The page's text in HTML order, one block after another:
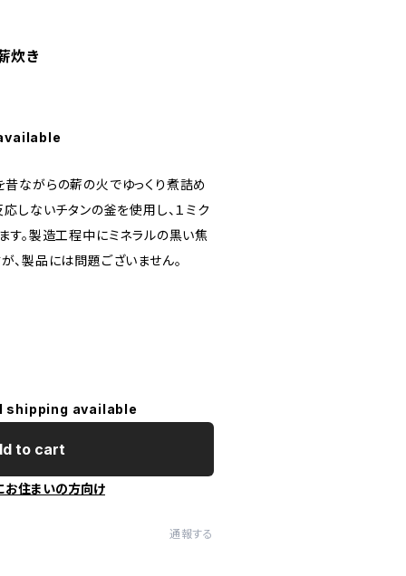
炊き
ながらの薪の火でゆっくり煮詰め
しないチタンの釜を使用し、１ミク
す。製造工程中にミネラルの黒い焦
製品には問題ございません。
shipping available
to cart
お住まいの方向け
通報する